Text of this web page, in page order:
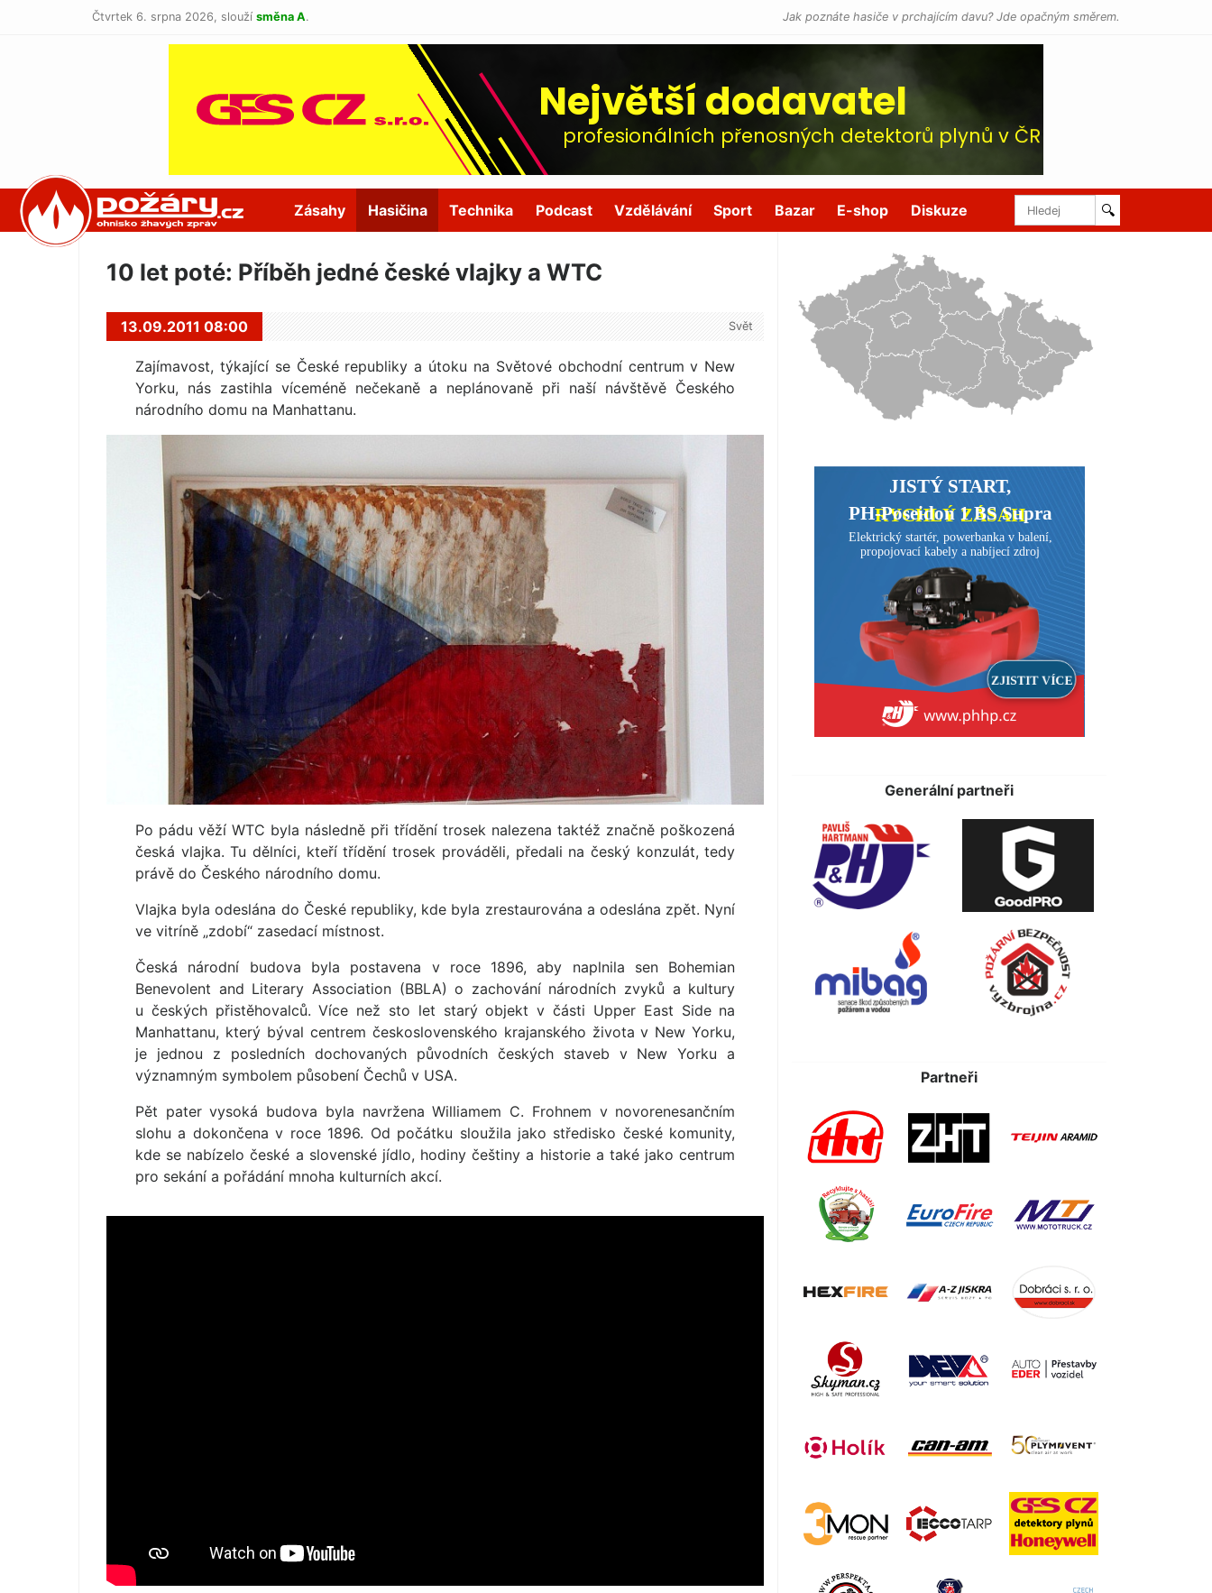
Čtvrtek 6. srpna 2026, slouží směna A. Jak poznáte hasiče v prchajícím davu? Jde opačným směrem.
POŽÁRY.cz Zásahy Hasičina Technika Podcast Vzdělávání Sport Bazar E-shop Diskuze 🔍
10 let poté: Příběh jedné české vlajky a WTC
13.09.2011 08:00 Svět
Zajímavost, týkající se České republiky a útoku na Světové obchodní centrum v New
Yorku, nás zastihla víceméně nečekaně a neplánovaně při naší návštěvě Českého
národního domu na Manhattanu.
Po pádu věží WTC byla následně při třídění trosek nalezena taktéž značně poškozená
česká vlajka. Tu dělníci, kteří třídění trosek prováděli, předali na český konzulát, tedy
právě do Českého národního domu.
Vlajka byla odeslána do České republiky, kde byla zrestaurována a odeslána zpět. Nyní
ve vitríně „zdobí“ zasedací místnost.
Česká národní budova byla postavena v roce 1896, aby naplnila sen Bohemian
Benevolent and Literary Association (BBLA) o zachování národních zvyků a kultury
u českých přistěhovalců. Více než sto let starý objekt v části Upper East Side na
Manhattanu, který býval centrem československého krajanského života v New Yorku,
je jednou z posledních dochovaných původních českých staveb v New Yorku a
významným symbolem působení Čechů v USA.
Pět pater vysoká budova byla navržena Williamem C. Frohnem v novorenesančním
slohu a dokončena v roce 1896. Od počátku sloužila jako středisko české komunity,
kde se nabízelo české a slovenské jídlo, hodiny češtiny a historie a také jako centrum
pro sekání a pořádání mnoha kulturních akcí.
Generální partneři
Partneři